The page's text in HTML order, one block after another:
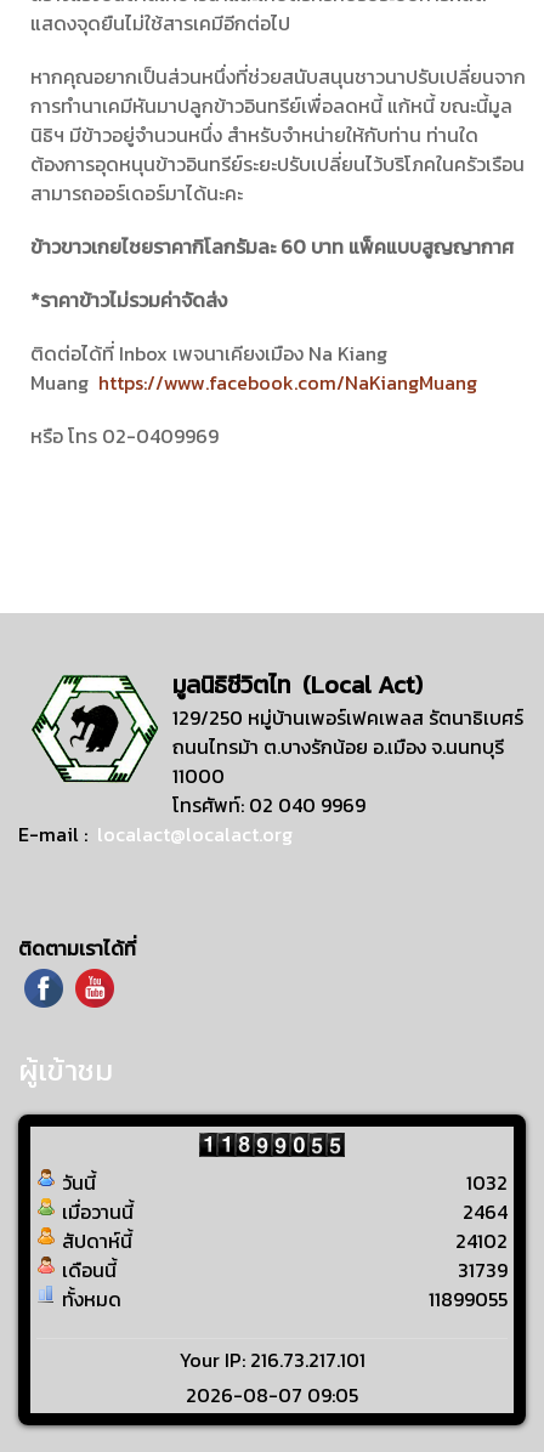
แสดงจุดยืนไม่ใช้สารเคมีอีกต่อไป
หากคุณอยากเป็นส่วนหนึ่งที่ช่วยสนับสนุนชาวนาปรับเปลี่ยนจาก
การทำนาเคมีหันมาปลูกข้าวอินทรีย์เพื่อลดหนี้ แก้หนี้ ขณะนี้มูล
นิธิฯ มีข้าวอยู่จำนวนหนึ่ง สำหรับจำหน่ายให้กับท่าน ท่านใด
ต้องการอุดหนุนข้าวอินทรีย์ระยะปรับเปลี่ยนไว้บริโภคในครัวเรือน
สามารถออร์เดอร์มาได้นะคะ
ข้าวขาวเกยไชยราคากิโลกรัมละ60 บาท แพ็คแบบสูญญากาศ
*ราคาข้าวไม่รวมค่าจัดส่ง
ติดต่อได้ที่ Inbox เพจนาเคียงเมือง Na Kiang
Muang https://www.facebook.com/NaKiangMuang
หรือ โทร 02-0409969
มูลนิธิชีวิตไท (Local Act)
129/250 หมู่บ้านเพอร์เฟคเพลส รัตนาธิเบศร์
ถนนไทรม้า ต.บางรักน้อย อ.เมือง จ.นนทบุรี
11000
โทรศัพท์: 02 040 9969
E-mail : localact@localact.org
ติดตามเราได้ที่
ผู้เข้าชม
วันนี้
เมื่อวานนี้
สัปดาห์นี้
เดือนนี้
ทั้งหมด
1032
2464
24102
31739
11899055
Your IP: 216.73.217.101
2026-08-07 09:05
Visitors Counter